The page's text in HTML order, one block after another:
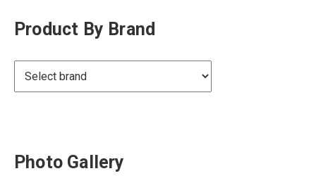
Product By Brand
Photo Gallery